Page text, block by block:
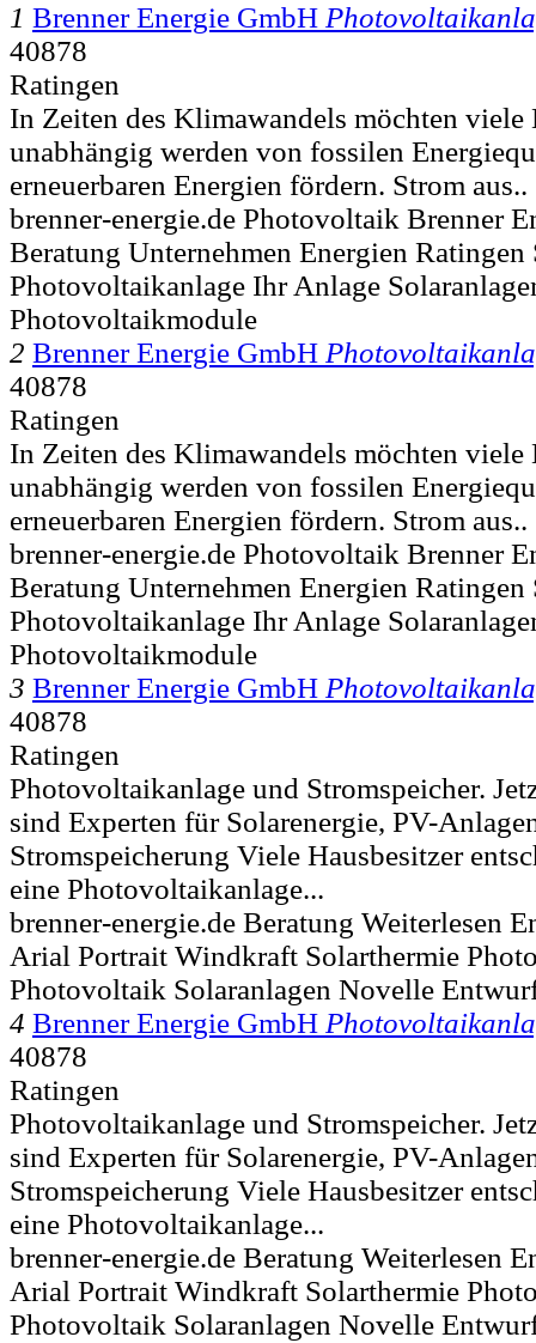
1 Brenner Energie GmbH
40878
Ratingen
In Zeiten des Klimawandels möchten viele
unabhängig werden von fossilen
erneuerbaren Energien fördern. Strom aus..
brenner-energie.de Photovoltaik Brenner
Beratung Unternehmen Energien Ratingen
Photovoltaikanlage Ihr Anlage
Photovoltaikmodule
2 Brenner Energie GmbH
40878
Ratingen
In Zeiten des Klimawandels möchten viele
unabhängig werden von fossilen
erneuerbaren Energien fördern. Strom aus..
brenner-energie.de Photovoltaik Brenner
Beratung Unternehmen Energien Ratingen
Photovoltaikanlage Ihr Anlage
Photovoltaikmodule
3 Brenner Energie GmbH
40878
Ratingen
Photovoltaikanlage und Stromspeicher.
sind Experten für Solarenergie, PV-
Stromspeicherung Viele Hausbesitzer
eine Photovoltaikanlage...
brenner-energie.de Beratung Weiterlesen
Arial Portrait Windkraft Solarthermie
Photovoltaik Solaranlagen Novelle
4 Brenner Energie GmbH
40878
Ratingen
Photovoltaikanlage und Stromspeicher.
sind Experten für Solarenergie, PV-
Stromspeicherung Viele Hausbesitzer
eine Photovoltaikanlage...
brenner-energie.de Beratung Weiterlesen
Arial Portrait Windkraft Solarthermie
Photovoltaik Solaranlagen Novelle